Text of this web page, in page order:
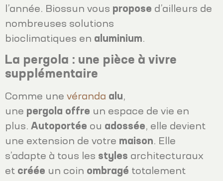
l’année. Biossun vous propose d’ailleurs de
nombreuses solutions
bioclimatiques en aluminium.
La pergola : une pièce à vivre
supplémentaire
Comme une véranda alu,
une pergola offre un espace de vie en
plus. Autoportée ou adossée, elle devient
une extension de votre maison. Elle
s’adapte à tous les styles architecturaux
et créée un coin ombragé totalement